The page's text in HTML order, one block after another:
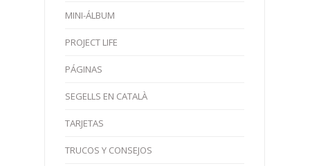
MINI-ÁLBUM
PROJECT LIFE
PÁGINAS
SEGELLS EN CATALÀ
TARJETAS
TRUCOS Y CONSEJOS